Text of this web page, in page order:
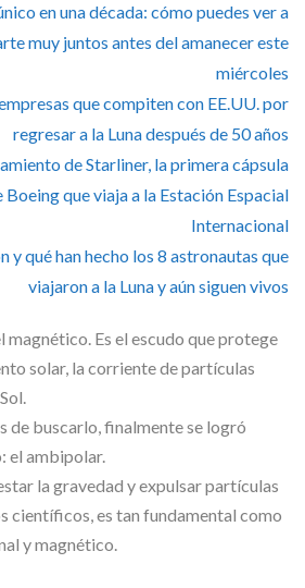
en una década: cómo puedes ver a
muy juntos antes del amanecer este
miércoles
que compiten con EE.UU. por
regresar a la Luna después de 50 años
de Starliner, la primera cápsula
que viaja a la Estación Espacial
Internacional
y qué han hecho los 8 astronautas que
viajaron a la Luna y aún siguen vivos
magnético. Es el escudo que protege
solar, la corriente de partículas
de buscarlo, finalmente se logró
el ambipolar.
la gravedad y expulsar partículas
científicos, es tan fundamental como
y magnético.